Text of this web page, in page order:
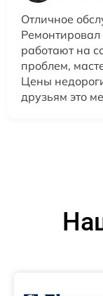
Отличное
Ремонтировал
работают на
проблем,
Цены
друзьям это